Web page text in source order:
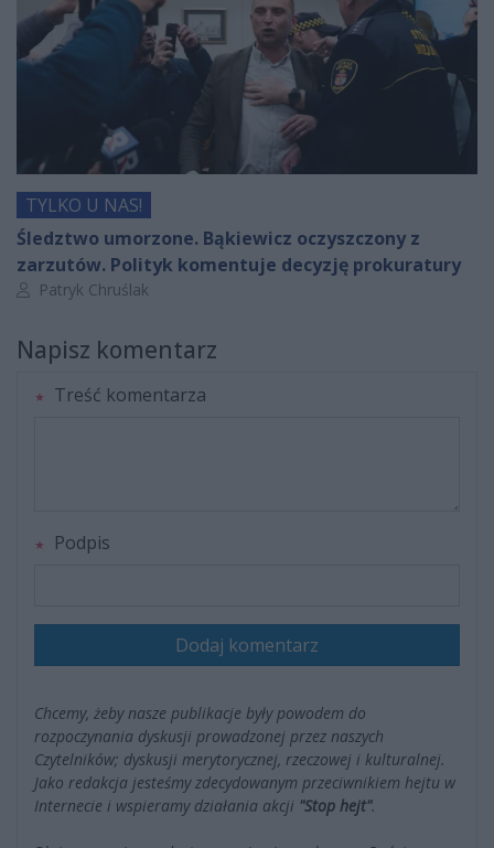
TYLKO U NAS!
Śledztwo umorzone. Bąkiewicz oczyszczony z
zarzutów. Polityk komentuje decyzję prokuratury
Autor artykułu:
Patryk Chruślak
Napisz komentarz
Treść komentarza
Podpis
Dodaj komentarz
Chcemy, żeby nasze publikacje były powodem do
rozpoczynania dyskusji prowadzonej przez naszych
Czytelników; dyskusji merytorycznej, rzeczowej i kulturalnej.
Jako redakcja jesteśmy zdecydowanym przeciwnikiem hejtu w
Internecie i wspieramy działania akcji "Stop hejt".